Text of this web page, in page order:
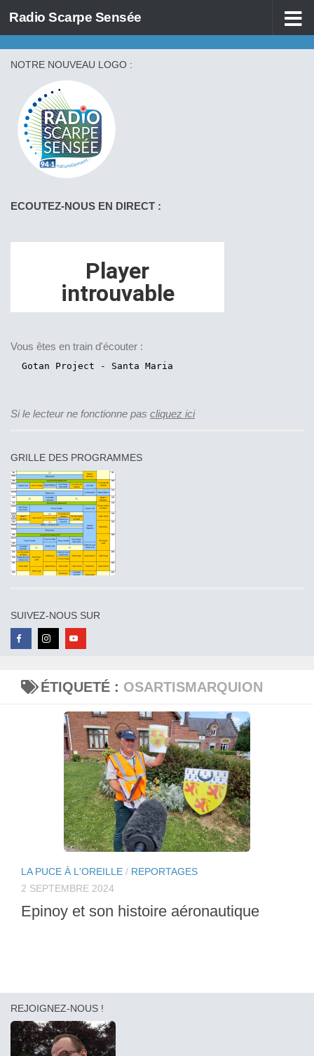
Skip to content
Radio Scarpe Sensée
ÉTIQUETÉ : OSARTISMARQUION
LA PUCE À L'OREILLE / REPORTAGES
2 SEPTEMBRE 2024
Epinoy et son histoire aéronautique
NOTRE NOUVEAU LOGO :
ECOUTEZ-NOUS EN DIRECT :
Vous êtes en train d'écouter :
Si le lecteur ne fonctionne pas cliquez ici
GRILLE DES PROGRAMMES
SUIVEZ-NOUS SUR
REJOIGNEZ-NOUS !